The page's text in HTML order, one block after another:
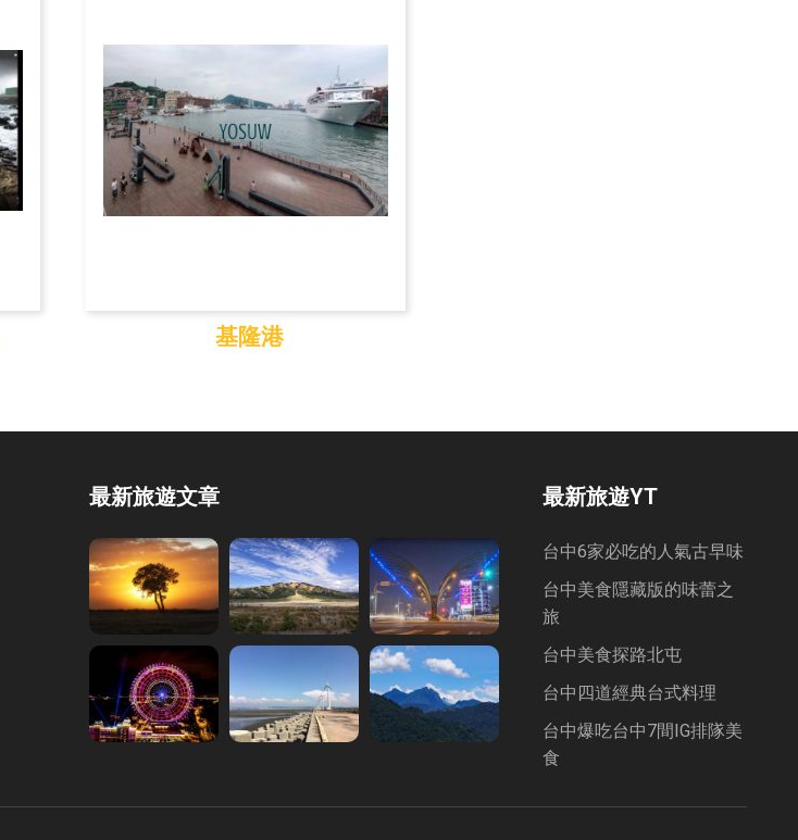
基隆港
最新旅遊文章 最新旅遊YT
台中6家必吃的人氣古早味
台中美食隱藏版的味蕾之
旅
台中美食探路北屯
台中四道經典台式料理
台中爆吃台中7間IG排隊美
食